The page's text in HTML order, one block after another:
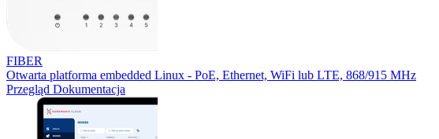
FIBER
Otwarta platforma embedded Linux - PoE, Ethernet, WiFi lub LTE, 868/915 MHz
Przegląd Dokumentacja